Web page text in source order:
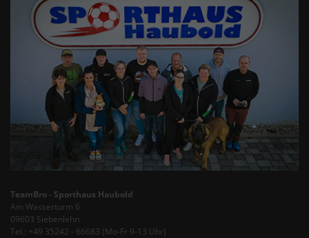
TeamBro - Sporthaus Haubold
Am Wasserturm 6
09603 Siebenlehn
Tel.: +49 35242 - 66683 (Mo-Fr 9-13 Uhr)